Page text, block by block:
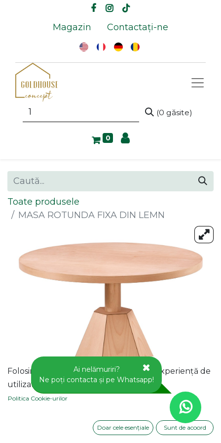
Magazin Contactați-ne
(0 găsite)
0
Toate produsele
MASA ROTUNDA FIXA DIN LEMN
Folosim cookie-uri pentru a vă oferi o experiență de
utilizator mai bună pe acest site web.
Politica Cookie-urilor
Doar cele esențiale Sunt de acoord
Ai nelămuriri?
Ne poți contacta și pe Whatsapp!